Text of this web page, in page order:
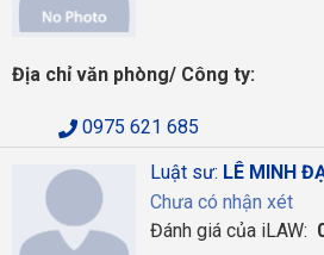
Địa chỉ văn phòng/ Công ty:
0975 621 685
Luật sư: LÊ MINH
Chưa có nhận xét
Đánh giá của iLAW: